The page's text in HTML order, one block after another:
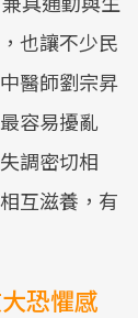
也讓不少民
醫師劉宗昇
容易擾亂
調密切相
互滋養，有
恐懼感